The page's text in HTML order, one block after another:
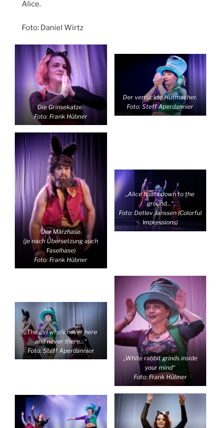
Alice.
Foto: Daniel Wirtz
Die Grinsekatze.
Foto: Frank Hübner
Der verrückte Hutmacher.
Foto: Steff Aperdannier
Der Märzhase
(je nach Übersetzung auch
Faselhase)
Foto: Frank Hübner
„Alice floats down to the
ground…“
Foto: Detlev Janssen (Colorful
Impressions)
„The girl who’s never here
and never there…“
Foto: Steff Aperdannier
„White rabbit grinds inside
your mind“
Foto: Frank Hübner